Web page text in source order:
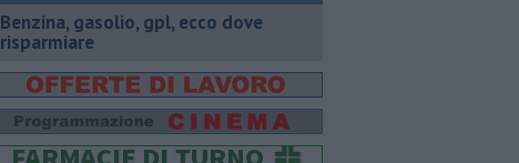
​Benzina, gasolio, gpl, ecco dove
risparmiare